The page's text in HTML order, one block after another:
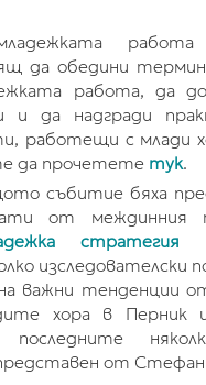
да обедини
работа, да
и да надгради
работещи с млади
да прочетете тук.
събитие бяха
от междинния
стратегия
изследователски
важни тенденции
хора в Перник
от Стефан